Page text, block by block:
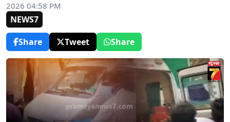
2026 04:58 PM
NEWS7
Share
Tweet Share